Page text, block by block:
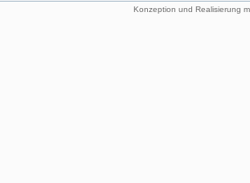
Konzeption und Realisierung